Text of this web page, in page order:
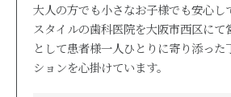
大人の方でも小さなお子様でも安心し
スタイルの歯科医院を大阪市西区に
として患者様一人ひとりに寄り添った
ションを心掛けています。